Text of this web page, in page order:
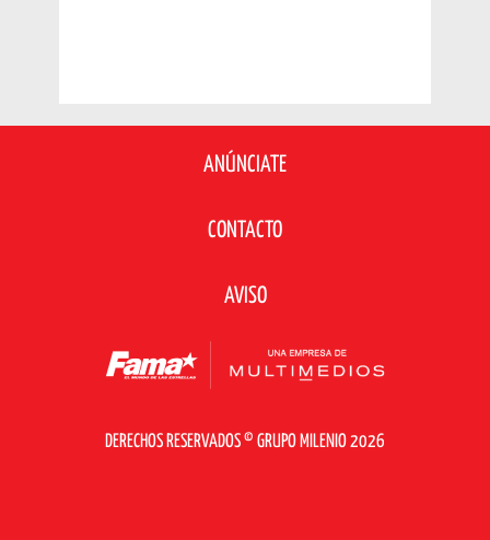
ANÚNCIATE
CONTACTO
AVISO
DERECHOS RESERVADOS © GRUPO MILENIO 2026